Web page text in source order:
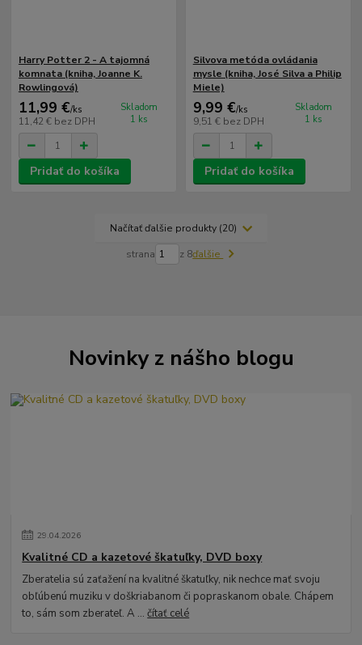
Harry Potter 2 - A tajomná
komnata (kniha, Joanne K.
Rowlingová)
11,99 €/ks
11,42 € bez DPH
Skladom
1 ks
Pridať do košíka
Silvova metóda ovládania
mysle (kniha, José Silva a Philip
Miele)
9,99 €/ks
9,51 € bez DPH
Skladom
1 ks
Pridať do košíka
Načítať ďalšie produkty (20)
strana z 8ďalšie
Novinky z nášho blogu
29.04.2026
Kvalitné CD a kazetové škatuľky, DVD boxy
Zberatelia sú zaťažení na kvalitné škatuľky, nik nechce mať svoju
obľúbenú muziku v doškriabanom či popraskanom obale. Chápem
to, sám som zberateľ. A ...čítať celé